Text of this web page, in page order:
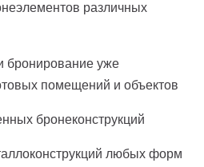
различных
бронирование уже
помещений и объектов
бронеконструкций
любых форм